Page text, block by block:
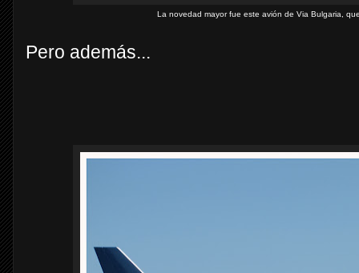
La novedad mayor fue este avión de Via Bulgaria,
Pero además...